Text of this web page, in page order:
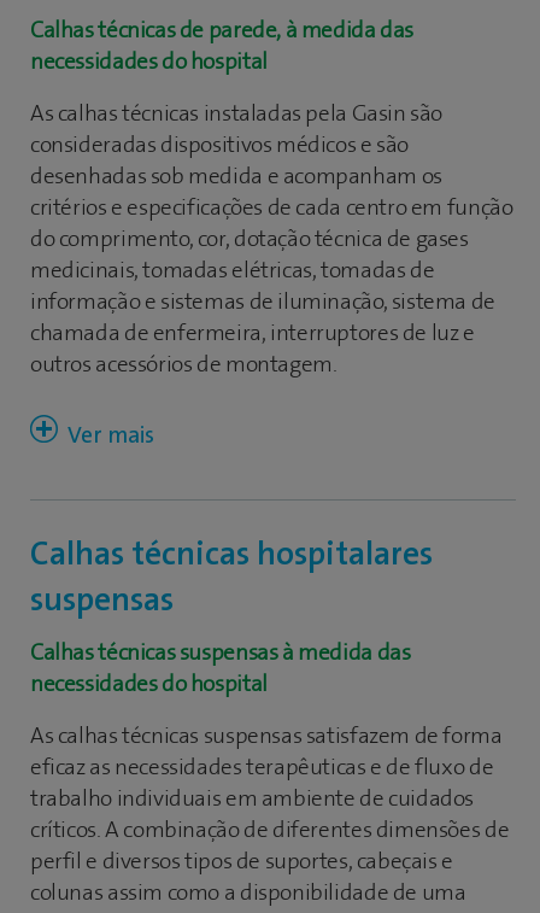
Calhas técnicas de parede, à medida das
necessidades do hospital
As calhas técnicas instaladas pela Gasin são
consideradas dispositivos médicos e são
desenhadas sob medida e acompanham os
critérios e especificações de cada centro em função
do comprimento, cor, dotação técnica de gases
medicinais, tomadas elétricas, tomadas de
informação e sistemas de iluminação, sistema de
chamada de enfermeira, interruptores de luz e
outros acessórios de montagem.
um vasto portfólio, com inúmeras sugestões de
designs, incluindo versões para alas pediátricas.
Equipamentos projetados segundo as normas
UNE-EN ISO 11197 "Unidades de fornecimento
médico" e UNE-EN 60601 "Segurança Eletromédica
e Compatibilidade Eletromagnética", com
certificado CE como Dispositivo Médico de acordo
com a diretiva 93/42/CEE.
Linha Aplimed
Calhas técnicas hospitalares
suspensas
Calhas técnicas suspensas à medida das
necessidades do hospital
As calhas técnicas suspensas satisfazem de forma
eficaz as necessidades terapêuticas e de fluxo de
trabalho individuais em ambiente de cuidados
críticos. A combinação de diferentes dimensões de
perfil e diversos tipos de suportes, cabeçais e
colunas assim como a disponibilidade de uma